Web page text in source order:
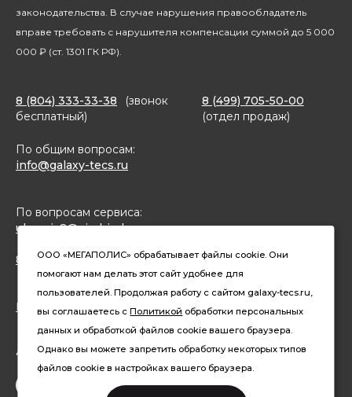
законодательства. В случае нарушения правообладатель
вправе требовать с нарушителя компенсации суммой до 5 000
000 ₽ (ст. 1301 ГК РФ).
8 (804) 333-33-38
(звонок
бесплатный)
8 (499) 705-50-00
(отдел продаж)
По общим вопросам:
info@galaxy-tecs.ru
По вопросам сервиса:
ulservis2@simbirsk-crown.ru
8(962)633-02-15 (чат в MAX)
Конфиденциальность
Давайте дружить
ООО «МЕГАПОЛИС» обрабатывает файлы cookie. Они
помогают нам делать этот сайт удобнее для
пользователей. Продолжая работу с сайтом galaxy-tecs.ru,
вы соглашаетесь сПолитикой обработки персональных
данных и обработкой файлов cookie вашего браузера.
Однако вы можете запретить обработку некоторых типов
файлов cookie в настройках вашего браузера.